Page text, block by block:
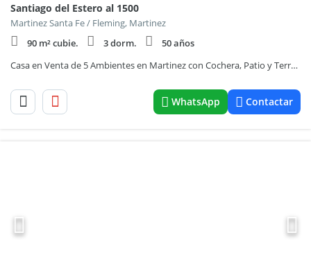
Santiago del Estero al 1500
Martinez Santa Fe / Fleming, Martinez
90 m² cubie.
3 dorm.
50 años
Casa en Venta de 5 Ambientes en Martinez con Cochera, Patio y Terraza
WhatsApp Contactar